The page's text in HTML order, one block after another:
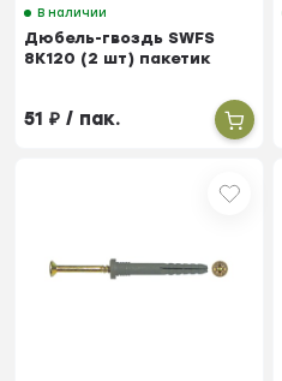
В наличии
Дюбель-гвоздь SWFS
8K120 (2 шт) пакетик
51₽ / пак.